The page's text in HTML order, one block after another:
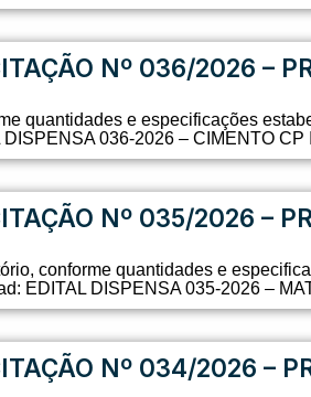
Nº 036/2026 –
quantidades e especificações
036-2026 – CIMENTO
Nº 035/2026 –
conforme quantidades e
EDITAL DISPENSA 035-2026 –
Nº 034/2026 –